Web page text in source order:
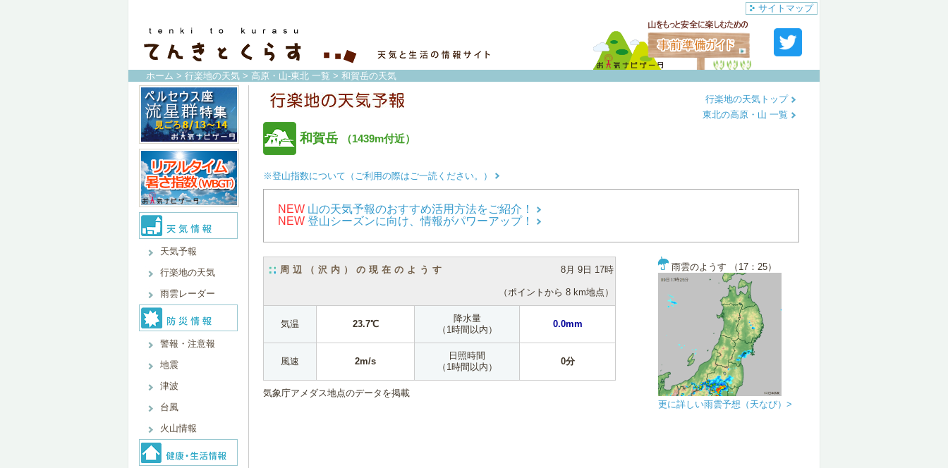
サイトマップ
ホーム > 行楽地の天気 > 高原・山-東北 一覧 > 和賀岳の天気
天気予報
行楽地の天気
雨雲レーダー
警報・注意報
地震
津波
台風
火山情報
和賀岳 （1439m付近）
行楽地の天気トップ
東北の高原・山 一覧
※登山指数について（ご利用の際はご一読ください。）
NEW 山の天気予報のおすすめ活用方法をご紹介！
NEW 登山シーズンに向け、情報がパワーアップ！
周辺（沢内）の現在のようす 8月 9日 17時
（ポイントから 8 km地点）
気温 23.7℃
降水量
（1時間以内）
0.0mm
風速 2m/s
日照時間
（1時間以内）
0分
気象庁アメダス地点のデータを掲載
雨雲のようす （17：25）
更に詳しい雨雲予想（天なび）>